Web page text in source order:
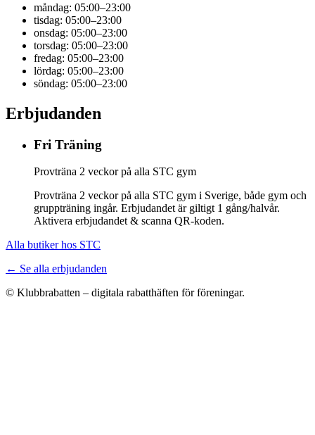
måndag: 05:00–23:00
tisdag: 05:00–23:00
onsdag: 05:00–23:00
torsdag: 05:00–23:00
fredag: 05:00–23:00
lördag: 05:00–23:00
söndag: 05:00–23:00
Erbjudanden
Fri Träning
Provträna 2 veckor på alla STC gym
Provträna 2 veckor på alla STC gym i Sverige, både gym och
gruppträning ingår. Erbjudandet är giltigt 1 gång/halvår.
Aktivera erbjudandet & scanna QR-koden.
Alla butiker hos STC
← Se alla erbjudanden
© Klubbrabatten – digitala rabatthäften för föreningar.